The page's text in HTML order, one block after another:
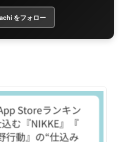
をフォロー